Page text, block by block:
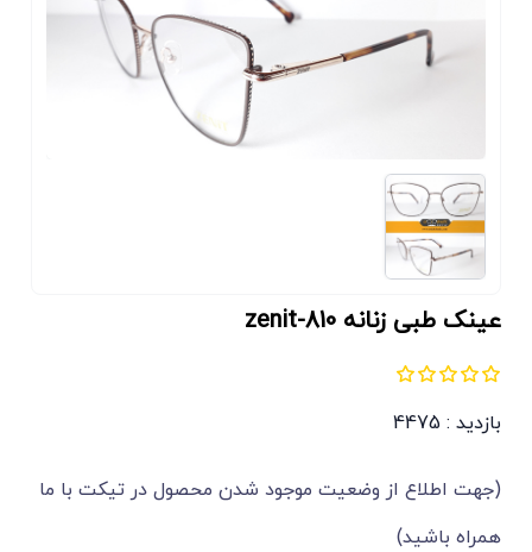
عینک طبی زنانه zenit-810
بازدید : 4475
(جهت اطلاع از وضعیت موجود شدن محصول در تیکت با ما
همراه باشید)